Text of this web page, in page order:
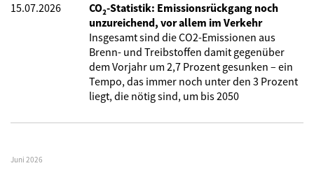
15.07.2026
CO₂-Statistik: Emissionsrückgang noch
unzureichend, vor allem im Verkehr
Insgesamt sind die CO2-Emissionen aus
Brenn- und Treibstoffen damit gegenüber
dem Vorjahr um 2,7 Prozent gesunken – ein
Tempo, das immer noch unter den 3 Prozent
liegt, die nötig sind, um bis 2050
Juni 2026